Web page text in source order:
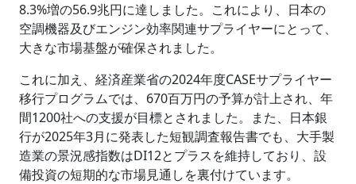
8.3%増の56.9兆円に達しました。これにより、日本の
空調機器及びエンジン効率関連サプライヤーにとって、
大きな市場基盤が確保されました。
これに加え、経済産業省の2024年度CASEサプライヤー
移行プログラムでは、670百万円の予算が計上され、年
間1200社への支援が目標とされました。また、日本銀
行が2025年3月に発表した短観調査報告書でも、大手製
造業の景況感指数はDI12とプラスを維持しており、設
備投資の短期的な市場見通しを裏付けています。